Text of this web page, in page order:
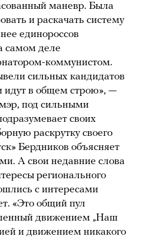
маневр. Была
и раскачать систему
единороссов
самом деле
коммунистом.
сильных кандидатов
идут в общем строю», —
под сильными
своих
раскрутку своего
Бердников объясняет
А свои недавние слова
регионального
с интересами
«Это общий пул
движением „Наш
и движением никакого